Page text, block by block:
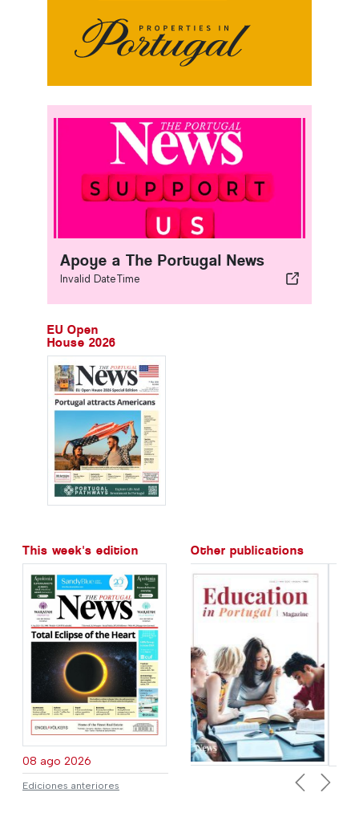
Apoye a The Portugal News
Invalid DateTime
EU Open
House 2026
This week's edition
08 ago 2026
Ediciones anteriores
Other publications
Previous
Next